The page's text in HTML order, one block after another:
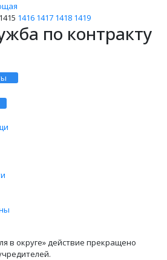
1415 1416 1417 1418 1419
по контракту
в округе» действие прекращено